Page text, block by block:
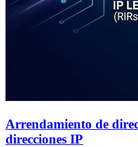
Arrendamiento de
direcciones IP